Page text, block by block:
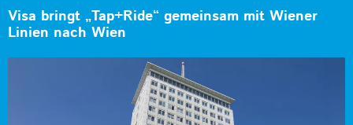
Visa bringt „Tap+Ride“ gemeinsam mit Wiener
Linien nach Wien